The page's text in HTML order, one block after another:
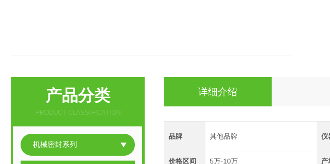
产品分类
PRODUCT CLASSIFICATION
机械密封系列
详细介绍
品牌 其他品牌 仪
价格区间 5万-10万 产